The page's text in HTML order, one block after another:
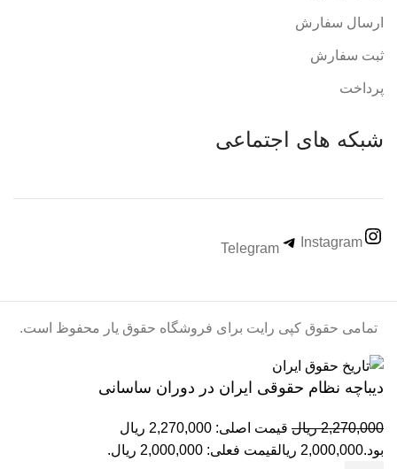
ارسال سفارش
ثبت سفارش
پرداخت
شبکه های اجتماعی
Instagram
Telegram
تمامی حقوق کپی رایت برای فروشگاه حقوق یار محفوظ است.
دیباچه نظام حقوقی ایران در دوران ساسانی
2,270,000 ریال
قیمت اصلی: 2,270,000 ریال
بود.2,000,000 ریالقیمت فعلی: 2,000,000 ریال.